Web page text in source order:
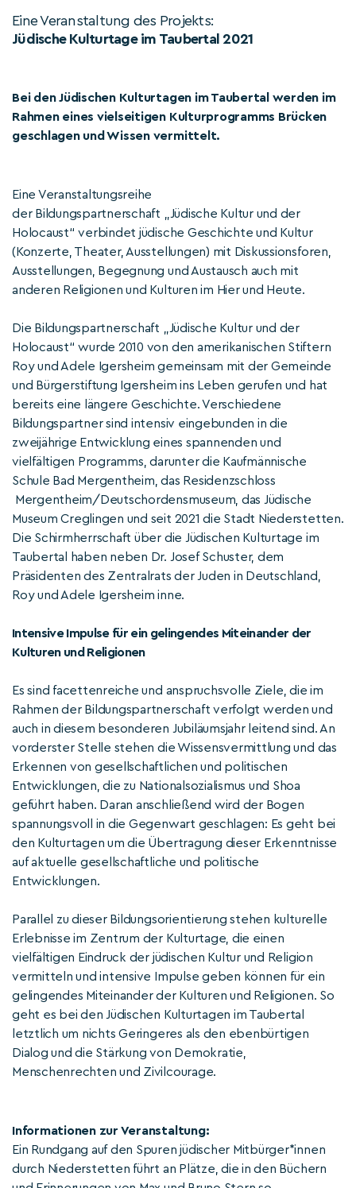
Eine Veranstaltung des Projekts:
Jüdische Kulturtage im Taubertal 2021
Bei den Jüdischen Kulturtagen im Taubertal werden im
Rahmen eines vielseitigen Kulturprogramms Brücken
geschlagen und Wissen vermittelt.
Eine Veranstaltungsreihe
der Bildungspartnerschaft „Jüdische Kultur und der
Holocaust“ verbindet jüdische Geschichte und Kultur
(Konzerte, Theater, Ausstellungen) mit Diskussionsforen,
Ausstellungen, Begegnung und Austausch auch mit
anderen Religionen und Kulturen im Hier und Heute.
Die Bildungspartnerschaft „Jüdische Kultur und der
Holocaust“ wurde 2010 von den amerikanischen Stiftern
Roy und Adele Igersheim gemeinsam mit der Gemeinde
und Bürgerstiftung Igersheim ins Leben gerufen und hat
bereits eine längere Geschichte. Verschiedene
Bildungspartner sind intensiv eingebunden in die
zweijährige Entwicklung eines spannenden und
vielfältigen Programms, darunter die Kaufmännische
Schule Bad Mergentheim, das Residenzschloss
Mergentheim/Deutschordensmuseum, das Jüdische
Museum Creglingen und seit 2021 die Stadt Niederstetten.
Die Schirmherrschaft über die Jüdischen Kulturtage im
Taubertal haben neben Dr. Josef Schuster, dem
Präsidenten des Zentralrats der Juden in Deutschland,
Roy und Adele Igersheim inne.
Intensive Impulse für ein gelingendes Miteinander der
Kulturen und Religionen
Es sind facettenreiche und anspruchsvolle Ziele, die im
Rahmen der Bildungspartnerschaft verfolgt werden und
auch in diesem besonderen Jubiläumsjahr leitend sind. An
vorderster Stelle stehen die Wissensvermittlung und das
Erkennen von gesellschaftlichen und politischen
Entwicklungen, die zu Nationalsozialismus und Shoa
geführt haben. Daran anschließend wird der Bogen
spannungsvoll in die Gegenwart geschlagen: Es geht bei
den Kulturtagen um die Übertragung dieser Erkenntnisse
auf aktuelle gesellschaftliche und politische
Entwicklungen.
Parallel zu dieser Bildungsorientierung stehen kulturelle
Erlebnisse im Zentrum der Kulturtage, die einen
vielfältigen Eindruck der jüdischen Kultur und Religion
vermitteln und intensive Impulse geben können für ein
gelingendes Miteinander der Kulturen und Religionen. So
geht es bei den Jüdischen Kulturtagen im Taubertal
letztlich um nichts Geringeres als den ebenbürtigen
Dialog und die Stärkung von Demokratie,
Menschenrechten und Zivilcourage.
Informationen zur Veranstaltung:
Ein Rundgang auf den Spuren jüdischer Mitbürger*innen
durch Niederstetten führt an Plätze, die in den Büchern